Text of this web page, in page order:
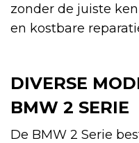
zonder de juiste
en kostbare
DIVERSE
BMW 2 SERIE
De BMW 2 Serie